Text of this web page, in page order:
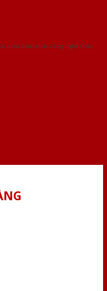
theo tiêu chuẩn công nghệ Châu